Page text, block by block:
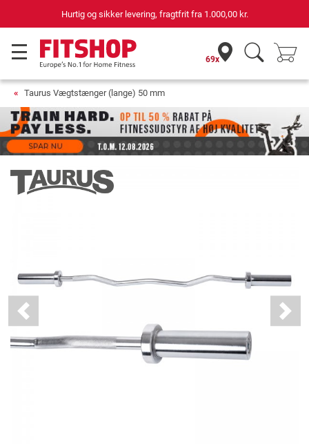
69 butikker med 75 egne servicemontører
69x
Taurus Vægtstænger (lange) 50 mm
Previous Next